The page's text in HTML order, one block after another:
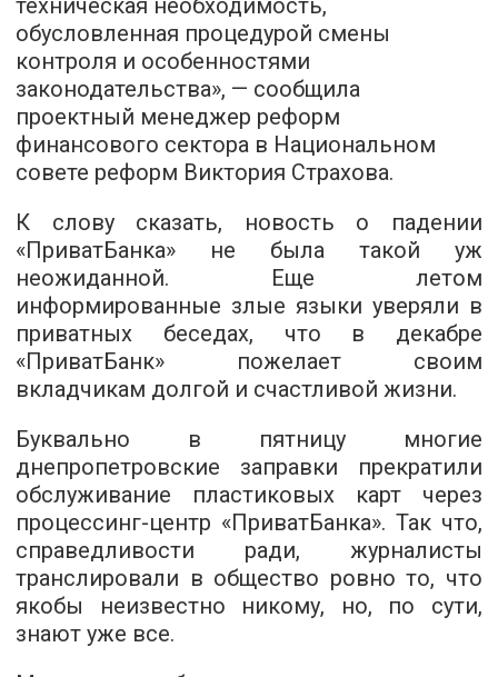
техническая необходимость,
обусловленная процедурой смены
контроля и особенностями
законодательства», — сообщила
проектный менеджер реформ
финансового сектора в Национальном
совете реформ Виктория Страхова.
К слову сказать, новость о падении
«ПриватБанка» не была такой уж
неожиданной. Еще летом
информированные злые языки уверяли в
приватных беседах, что в декабре
«ПриватБанк» пожелает своим
вкладчикам долгой и счастливой жизни.
Буквально в пятницу многие
днепропетровские заправки прекратили
обслуживание пластиковых карт через
процессинг-центр «ПриватБанка». Так что,
справедливости ради, журналисты
транслировали в общество ровно то, что
якобы неизвестно никому, но, по сути,
знают уже все.